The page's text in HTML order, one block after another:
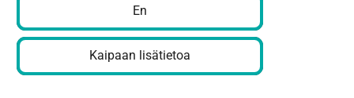
En
Kaipaan lisätietoa